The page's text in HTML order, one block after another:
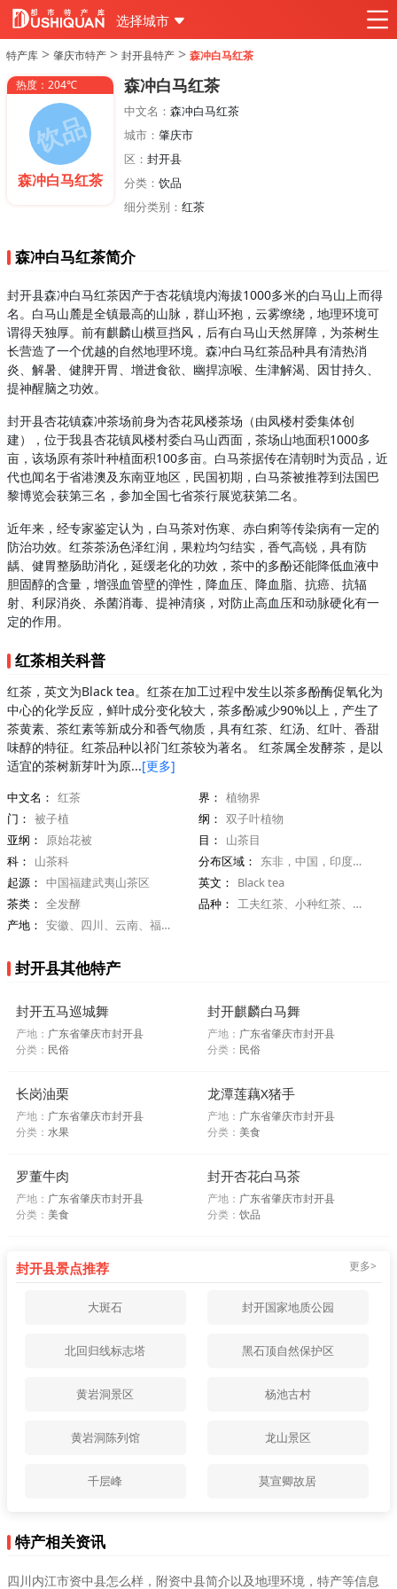
选择城市
特产库 > 肇庆市特产 > 封开县特产 > 森冲白马红茶
热度：204℃
森冲白马红茶
森冲白马红茶
中文名： 森冲白马红茶
城市： 肇庆市
区： 封开县
分类： 饮品
细分类别： 红茶
森冲白马红茶简介
封开县森冲白马红茶因产于杏花镇境内海拔1000多米的白马山上而得
名。白马山麓是全镇最高的山脉，群山环抱，云雾缭绕，地理环境可
谓得天独厚。前有麒麟山横亘挡风，后有白马山天然屏障，为茶树生
长营造了一个优越的自然地理环境。森冲白马红茶品种具有清热消
炎、解暑、健脾开胃、增进食欲、幽捍凉喉、生津解渴、因甘持久、
提神醒脑之功效。
封开县杏花镇森冲茶场前身为杏花凤楼茶场（由凤楼村委集体创
建），位于我县杏花镇凤楼村委白马山西面，茶场山地面积1000多
亩，该场原有茶叶种植面积100多亩。白马茶据传在清朝时为贡品，近
代也闻名于省港澳及东南亚地区，民国初期，白马茶被推荐到法国巴
黎博览会获第三名，参加全国七省茶行展览获第二名。
近年来，经专家鉴定认为，白马茶对伤寒、赤白痢等传染病有一定的
防治功效。红茶茶汤色泽红润，果粒均匀结实，香气高锐，具有防
龋、健胃整肠助消化，延缓老化的功效，茶中的多酚还能降低血液中
胆固醇的含量，增强血管壁的弹性，降血压、降血脂、抗癌、抗辐
射、利尿消炎、杀菌消毒、提神清痰，对防止高血压和动脉硬化有一
定的作用。
红茶相关科普
红茶，英文为Black tea。红茶在加工过程中发生以茶多酚酶促氧化为
中心的化学反应，鲜叶成分变化较大，茶多酚减少90%以上，产生了
茶黄素、茶红素等新成分和香气物质，具有红茶、红汤、红叶、香甜
味醇的特征。红茶品种以祁门红茶较为著名。 红茶属全发酵茶，是以
适宜的茶树新芽叶为原...[更多]
中文名： 红茶 界： 植物界
门： 被子植 纲： 双子叶植物
亚纲：
原始花被 目：
山茶目
科：
山茶科 分布区域：
东非，中国，印度，斯里兰卡，印尼
起源： 中国福建武夷山茶区 英文：
Black tea
茶类： 全发酵 品种： 工夫红茶、小种红茶、红碎茶
产地： 安徽、四川、云南、福建、湖南等
封开县其他特产
封开五马巡城舞
产地： 广东省肇庆市封开县
分类： 民俗
封开麒麟白马舞
产地： 广东省肇庆市封开县
分类： 民俗
长岗油栗
产地： 广东省肇庆市封开县
分类： 水果
龙潭莲藕Χ猪手
产地： 广东省肇庆市封开县
分类： 美食
罗董牛肉
产地： 广东省肇庆市封开县
分类： 美食
封开杏花白马茶
产地： 广东省肇庆市封开县
分类： 饮品
封开县景点推荐 更多>
大斑石 封开国家地质公园
北回归线标志塔 黑石顶自然保护区
黄岩洞景区 杨池古村
黄岩洞陈列馆 龙山景区
千层峰 莫宣卿故居
特产相关资讯
四川内江市资中县怎么样，附资中县简介以及地理环境，特产等信息